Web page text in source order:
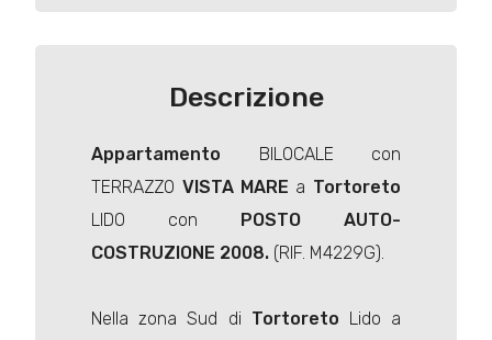
Descrizione
Appartamento BILOCALE con
TERRAZZO VISTA MARE a Tortoreto
LIDO con POSTO AUTO-
COSTRUZIONE 2008. (RIF. M4229G).
Nella zona Sud di Tortoreto Lido a